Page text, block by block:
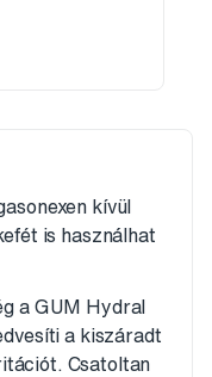
kívül
is használhat
a GUM Hydral
a kiszáradt
Csatoltan